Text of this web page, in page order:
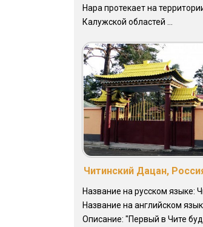
Нара протекает на
Калужской областей ...
Читинский Дацан,
Название на русском языке:
Название на английском
Описание: "Первый в Чите